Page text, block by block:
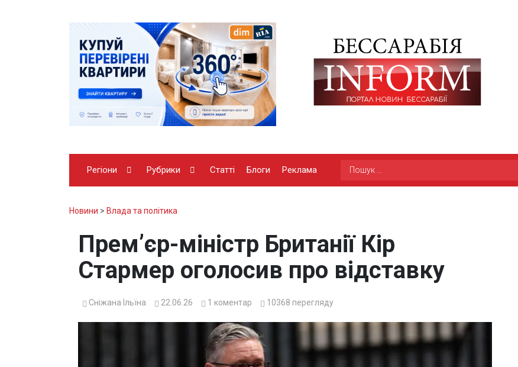
Регіони Рубрики Статті Блоги Реклама
Новини > Влада та політика
Премʼєр-міністр Британії Кір
Стармер оголосив про відставку
Сніжана Ільїна 22.06.26 1 коментар 10368 перегляду